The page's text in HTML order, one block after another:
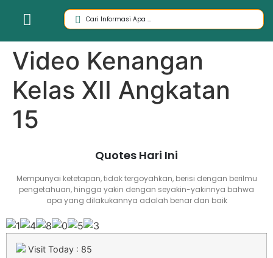
Video Kenangan
Kelas XII Angkatan
15
Quotes Hari Ini
Mempunyai ketetapan, tidak tergoyahkan, berisi dengan berilmu
pengetahuan, hingga yakin dengan seyakin-yakinnya bahwa
apa yang dilakukannya adalah benar dan baik
Visit Today : 85